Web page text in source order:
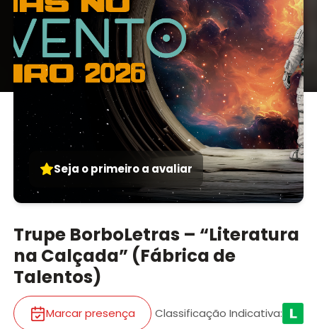
Seja o primeiro a avaliar
Trupe BorboLetras – “Literatura
na Calçada” (Fábrica de
Talentos)
Marcar presença Classificação Indicativa: